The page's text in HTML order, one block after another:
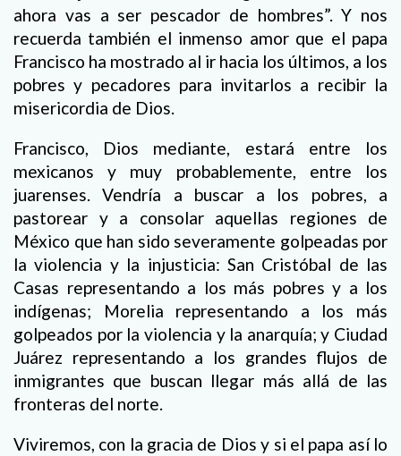
ahora vas a ser pescador de hombres”. Y nos
recuerda también el inmenso amor que el papa
Francisco ha mostrado al ir hacia los últimos, a los
pobres y pecadores para invitarlos a recibir la
misericordia de Dios.
Francisco, Dios mediante, estará entre los
mexicanos y muy probablemente, entre los
juarenses. Vendría a buscar a los pobres, a
pastorear y a consolar aquellas regiones de
México que han sido severamente golpeadas por
la violencia y la injusticia: San Cristóbal de las
Casas representando a los más pobres y a los
indígenas; Morelia representando a los más
golpeados por la violencia y la anarquía; y Ciudad
Juárez representando a los grandes flujos de
inmigrantes que buscan llegar más allá de las
fronteras del norte.
Viviremos, con la gracia de Dios y si el papa así lo